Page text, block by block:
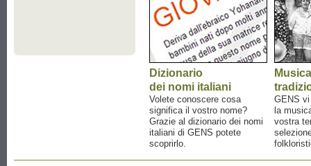
Dizionario
dei nomi italiani
Volete conoscere cosa
significa il vostro nome?
Grazie al dizionario dei nomi
italiani di GENS potete
scoprirlo.
Musica
GENS
la
vostra